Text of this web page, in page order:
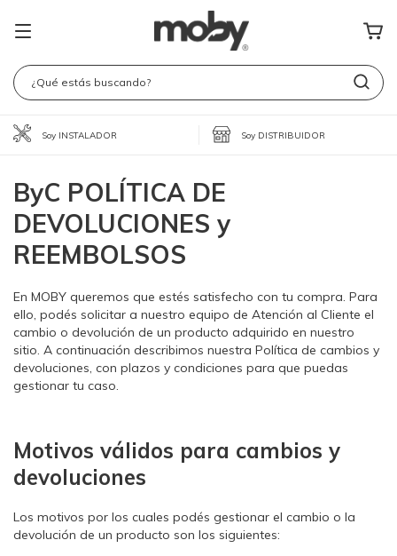
Soy INSTALADOR Soy DISTRIBUIDOR
ByC POLÍTICA DE
DEVOLUCIONES y
REEMBOLSOS
En MOBY queremos que estés satisfecho con tu compra. Para
ello, podés solicitar a nuestro equipo de Atención al Cliente el
cambio o devolución de un producto adquirido en nuestro
sitio. A continuación describimos nuestra Política de cambios y
devoluciones, con plazos y condiciones para que puedas
gestionar tu caso.
Motivos válidos para cambios y
devoluciones
Los motivos por los cuales podés gestionar el cambio o la
devolución de un producto son los siguientes: